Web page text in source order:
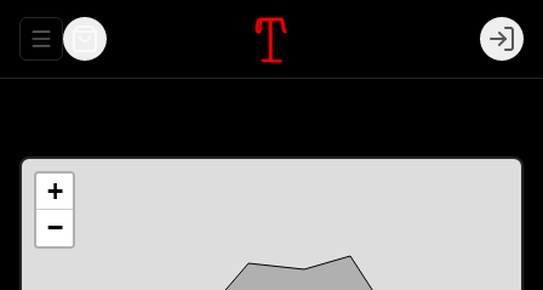
Abrir menu de navegación Login
+
−